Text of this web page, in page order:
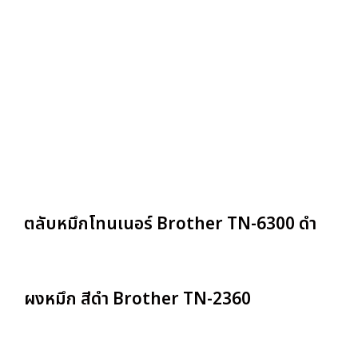
ตลับหมึกโทนเนอร์ Brother TN-6300 ดำ
ผงหมึก สีดำ Brother TN-2360